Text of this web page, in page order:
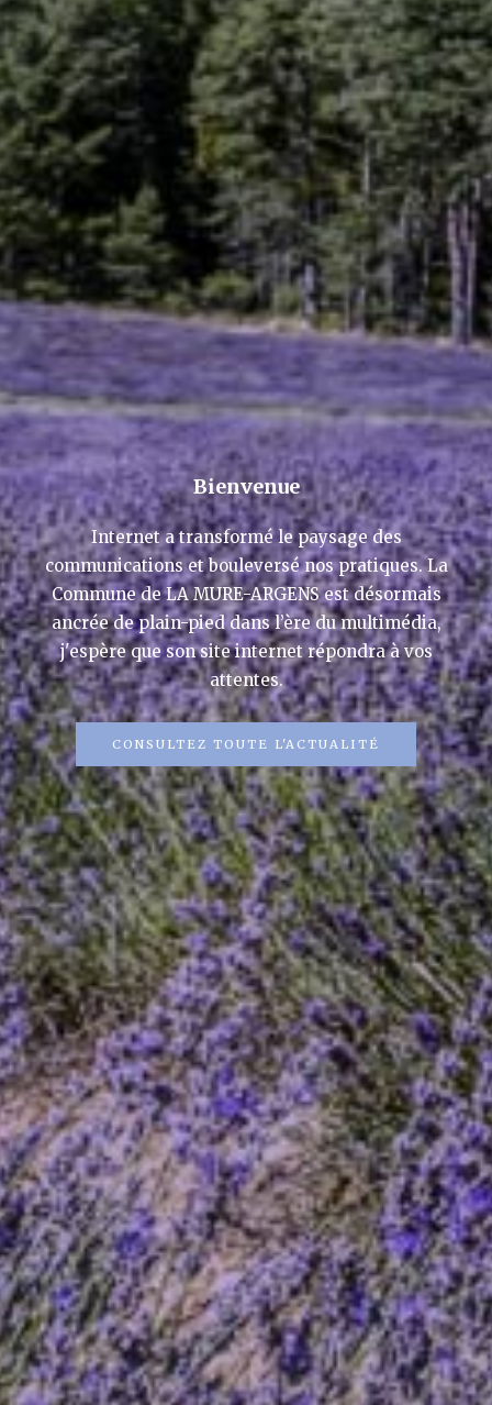
Bienvenue
Internet a transformé le paysage des
communications et bouleversé nos pratiques. La
Commune de LA MURE-ARGENS est désormais
ancrée de plain-pied dans l’ère du multimédia,
j'espère que son site internet répondra à vos
attentes.
CONSULTEZ TOUTE L'ACTUALITÉ
Resultat élection partielle Municipale
1er tour
Mag 2021
Cliquez sur le lien:
Mag 2021